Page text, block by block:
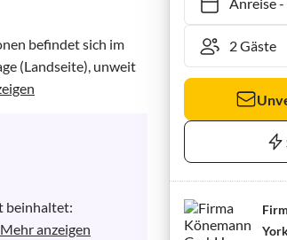
befindet sich im
(Landseite), unweit
beinhaltet:
Mehr anzeigen